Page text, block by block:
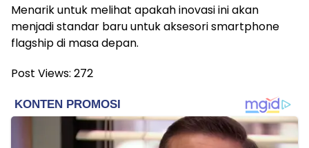
Menarik untuk melihat apakah inovasi ini akan
menjadi standar baru untuk aksesori smartphone
flagship di masa depan.
Post Views: 272